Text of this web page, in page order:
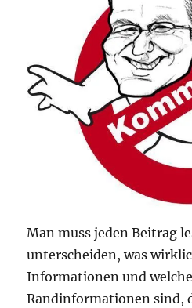
Man muss jeden Beitrag
unterscheiden, was
Informationen und
Randinformationen sind,